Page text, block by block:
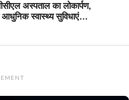
अस्पताल का लोकार्पण,
आधुनिक स्वास्थ्य सुविधाएं…